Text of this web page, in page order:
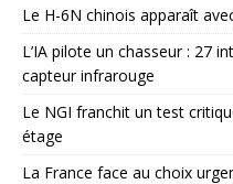
Le H-6N chinois apparaît
L’IA pilote un chasseur : 27
capteur infrarouge
Le NGI franchit un test
étage
La France face au choix